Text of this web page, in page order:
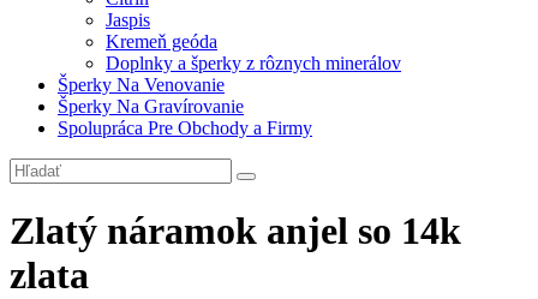
Jaspis
Kremeň geóda
Doplnky a šperky z rôznych minerálov
Šperky Na Venovanie
Šperky Na Gravírovanie
Spolupráca Pre Obchody a Firmy
Zlatý náramok anjel so 14k
zlata